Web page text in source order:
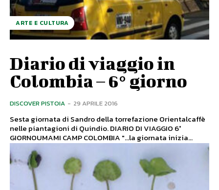
ARTE E CULTURA
Diario di viaggio in
Colombia – 6° giorno
DISCOVER PISTOIA - 29 APRILE 2016
Sesta giornata di Sandro della torrefazione Orientalcaffè
nelle piantagioni di Quindio. DIARIO DI VIAGGIO 6°
GIORNOUMAMI CAMP COLOMBIA "...la giornata inizia...